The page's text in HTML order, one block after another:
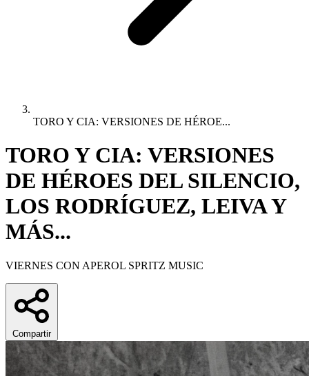
TORO Y CIA: VERSIONES DE HÉROE...
TORO Y CIA: VERSIONES
DE HÉROES DEL SILENCIO,
LOS RODRÍGUEZ, LEIVA Y
MÁS...
VIERNES CON APEROL SPRITZ MUSIC
Compartir